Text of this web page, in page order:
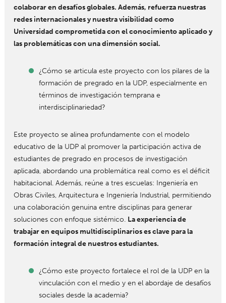
colaborar en desafíos globales. Además, refuerza nuestras
redes internacionales y nuestra visibilidad como
Universidad comprometida con el conocimiento aplicado y
las problemáticas con una dimensión social.
¿Cómo se articula este proyecto con los pilares de la
formación de pregrado en la UDP, especialmente en
términos de investigación temprana e
interdisciplinariedad?
Este proyecto se alinea profundamente con el modelo
educativo de la UDP al promover la participación activa de
estudiantes de pregrado en procesos de investigación
aplicada, abordando una problemática real como es el déficit
habitacional. Además, reúne a tres escuelas: Ingeniería en
Obras Civiles, Arquitectura e Ingeniería Industrial, permitiendo
una colaboración genuina entre disciplinas para generar
soluciones con enfoque sistémico. La experiencia de
trabajar en equipos multidisciplinarios es clave para la
formación integral de nuestros estudiantes.
¿Cómo este proyecto fortalece el rol de la UDP en la
vinculación con el medio y en el abordaje de desafíos
sociales desde la academia?